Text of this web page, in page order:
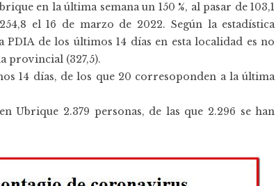
en la última semana un 150 %, al pasar de 103,1
el 16 de marzo de 2022. Según la estadística
de los últimos 14 días en esta localidad es no
provincial (327,5).
14 días, de los que 20 corresoponden a la última
Ubrique 2.379 personas, de las que 2.296 se han